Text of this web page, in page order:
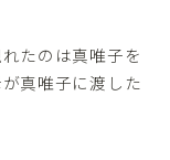
たのは真唯子を
真唯子に渡した